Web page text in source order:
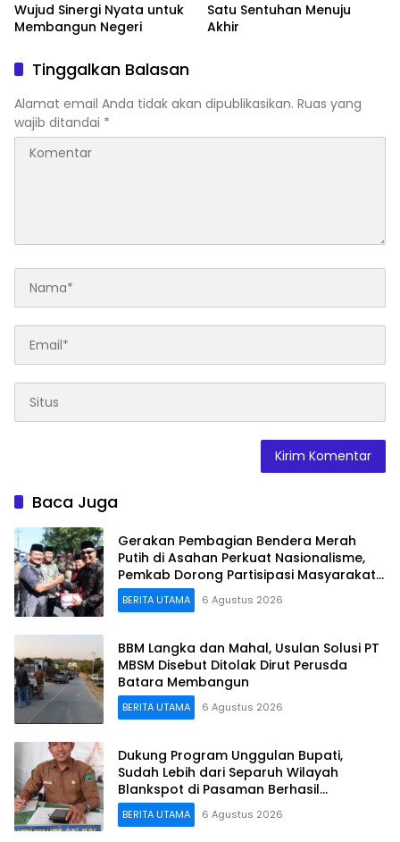
Wujud Sinergi Nyata untuk
Membangun Negeri
Satu Sentuhan Menuju
Akhir
Tinggalkan Balasan
Alamat email Anda tidak akan dipublikasikan. Ruas yang
wajib ditandai *
Baca Juga
Gerakan Pembagian Bendera Merah
Putih di Asahan Perkuat Nasionalisme,
Pemkab Dorong Partisipasi Masyarakat
hingga Pelosok Desa
BERITA UTAMA 6 Agustus 2026
BBM Langka dan Mahal, Usulan Solusi PT
MBSM Disebut Ditolak Dirut Perusda
Batara Membangun
BERITA UTAMA 6 Agustus 2026
Dukung Program Unggulan Bupati,
Sudah Lebih dari Separuh Wilayah
Blankspot di Pasaman Berhasil
Terkoneksi
BERITA UTAMA 6 Agustus 2026